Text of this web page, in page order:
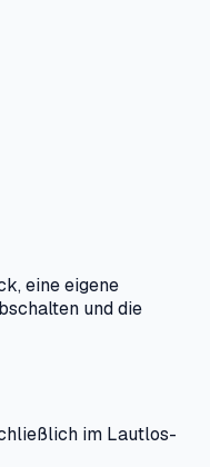
eine eigene
und die
im Lautlos-